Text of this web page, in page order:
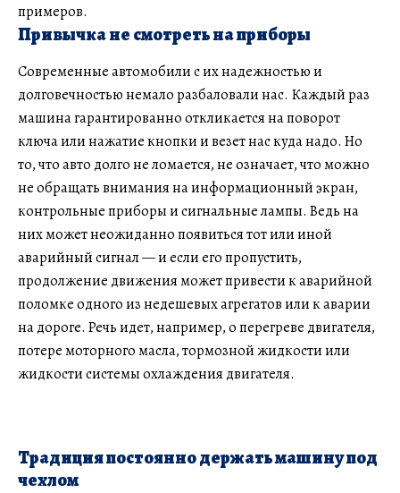
примеров.
Привычка не смотреть на приборы
Современные автомобили с их надежностью и
долговечностью немало разбаловали нас. Каждый раз
машина гарантированно откликается на поворот
ключа или нажатие кнопки и везет нас куда надо. Но
то, что авто долго не ломается, не означает, что можно
не обращать внимания на информационный экран,
контрольные приборы и сигнальные лампы. Ведь на
них может неожиданно появиться тот или иной
аварийный сигнал — и если его пропустить,
продолжение движения может привести к аварийной
поломке одного из недешевых агрегатов или к аварии
на дороге. Речь идет, например, о перегреве двигателя,
потере моторного масла, тормозной жидкости или
жидкости системы охлаждения двигателя.
Традиция постоянно держать машину под
чехлом